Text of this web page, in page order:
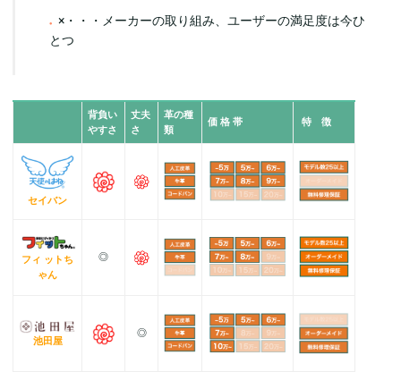
×・・・メーカーの取り組み、ユーザーの満足度は今ひ
とつ
背負い
やすさ
丈夫
さ
革の種
類
価 格 帯 特 徴
セイバン
フィ ットち
ゃん
◎
池田屋
◎